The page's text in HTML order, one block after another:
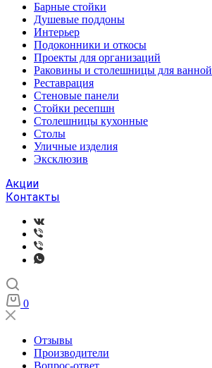
Барные стойки
Душевые поддоны
Интерьер
Подоконники и откосы
Проекты для организаций
Раковины и столешницы для ванной
Реставрация
Стеновые панели
Стойки ресепшн
Столешницы кухонные
Столы
Уличные изделия
Эксклюзив
Акции
Контакты
0
Отзывы
Производители
Вопрос-ответ